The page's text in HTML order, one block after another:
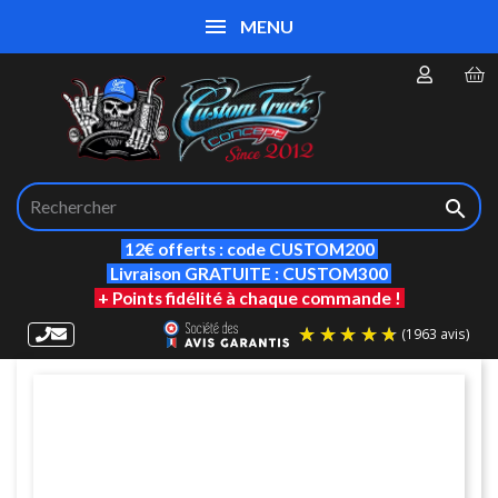

12€ offerts : code CUSTOM200
Livraison GRATUITE : CUSTOM300
+ Points fidélité à chaque commande !
MENU